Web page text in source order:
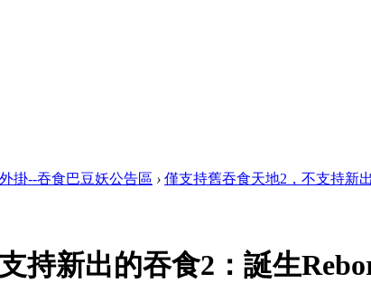
掛--吞食巴豆妖公告區 › 僅支持舊吞食天地2，不支持新
持新出的吞食2：誕生